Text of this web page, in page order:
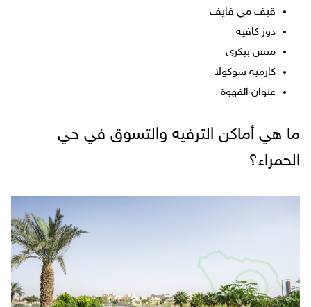
قيف مي فايف
دوز كافيه
منش بيكري
كارميه شوكولا
عنوان القهوة
ما هي أماكن الترفيه والتسوق في حي
الحمراء؟